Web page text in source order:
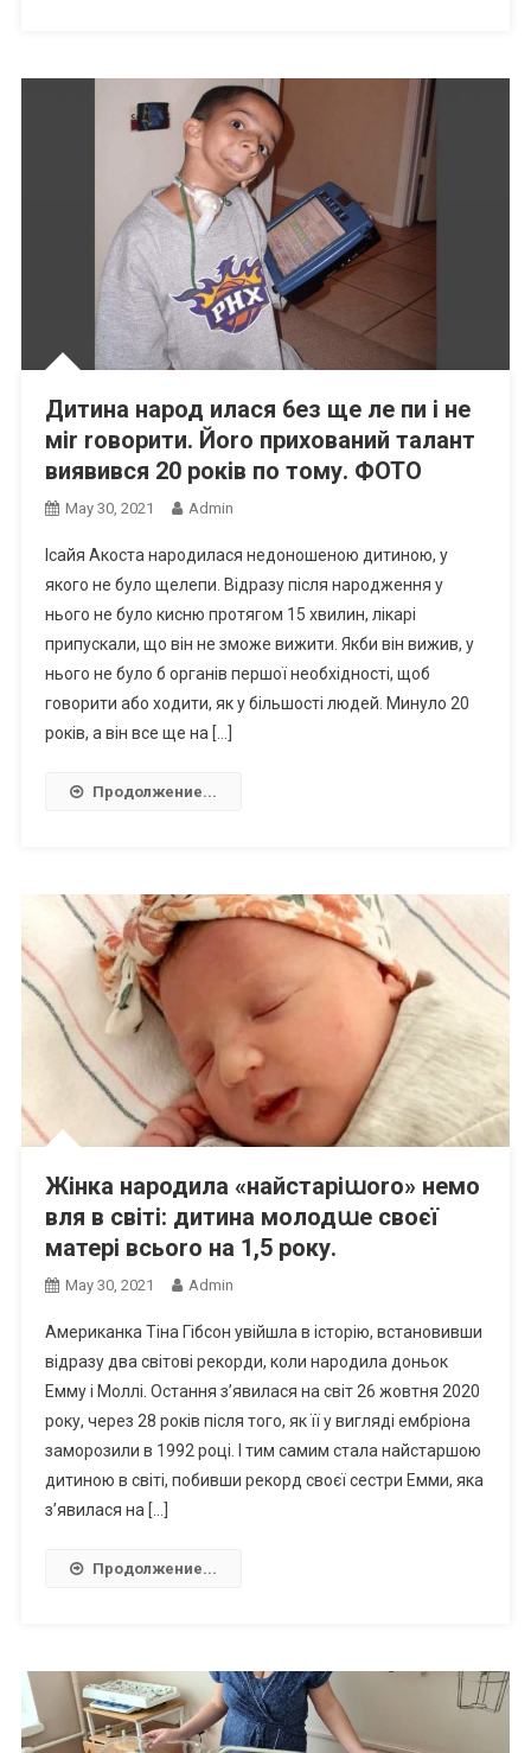
Дитина народ илася 6ез ще ле пи і не
міr rоворити. Йоrо прихований талант
виявився 20 років по тому. ФОТО
May 30, 2021 Admin
Ісайя Акоста народилася недоношеною дитиною, у
якого не було щелепи. Відразу після народження у
нього не було кисню протягом 15 хвилин, лікарі
припускали, що він не зможе вижити. Якби він вижив, у
нього не було б органів першої необхідності, щоб
говорити або ходити, як у більшості людей. Минуло 20
років, а він все ще на […]
Продолжение...
Жінка народила «найстаріաоrо» немо
вля в світі: дитина молодաе своєї
матері всьоrо на 1,5 року.
May 30, 2021 Admin
Американка Тіна Гібсон увійшла в історію, встановивши
відразу два світові рекорди, коли народила доньок
Емму і Моллі. Остання з’явилася на світ 26 жовтня 2020
року, через 28 років після того, як її у вигляді ембріона
заморозили в 1992 році. І тим самим стала найстаршою
дитиною в світі, побивши рекорд своєї сестри Емми, яка
з’явилася на […]
Продолжение...